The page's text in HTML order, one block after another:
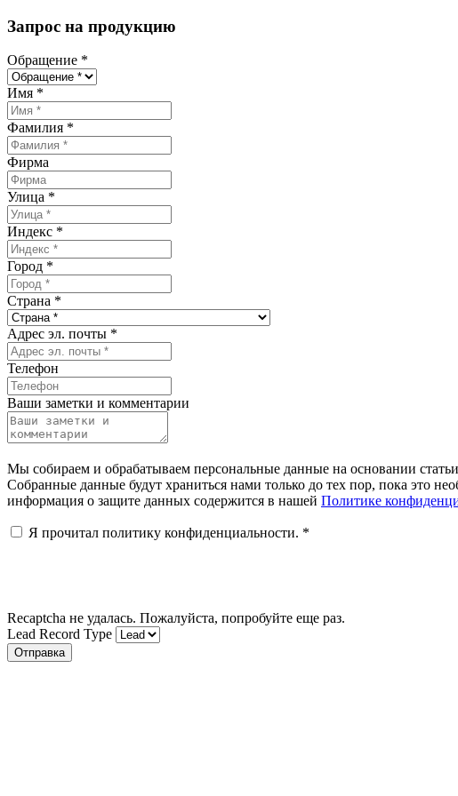
Запрос на продукцию
Обращение *
Имя *
Фамилия *
Фирма
Улица *
Индекс *
Город *
Страна *
Адрес эл. почты *
Телефон
Ваши заметки и комментарии
Мы собираем и обрабатываем персональные данные на основании
Собранные данные будут храниться нами только до тех пор, пока это
информация о защите данных содержится в нашей Политике
Я прочитал политику конфиденциальности. *
Recaptcha не удалась. Пожалуйста, попробуйте еще раз.
Lead Record Type
Отправка